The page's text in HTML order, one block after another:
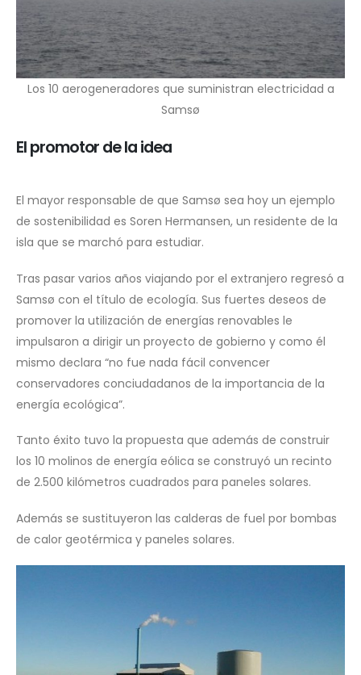
Los 10 aerogeneradores que suministran electricidad a
Samsø
El promotor de la idea
El mayor responsable de que Samsø sea hoy un ejemplo
de sostenibilidad es Soren Hermansen, un residente de la
isla que se marchó para estudiar.
Tras pasar varios años viajando por el extranjero regresó a
Samsø con el título de ecología. Sus fuertes deseos de
promover la utilización de energías renovables le
impulsaron a dirigir un proyecto de gobierno y como él
mismo declara “no fue nada fácil convencer
conservadores conciudadanos de la importancia de la
energía ecológica”.
Tanto éxito tuvo la propuesta que además de construir
los 10 molinos de energía eólica se construyó un recinto
de 2.500 kilómetros cuadrados para paneles solares.
Además se sustituyeron las calderas de fuel por bombas
de calor geotérmica y paneles solares.